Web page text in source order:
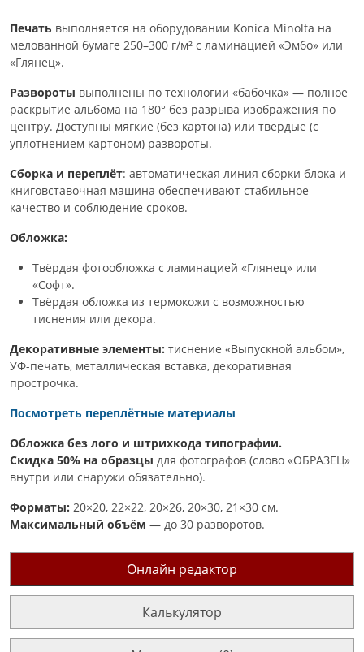
Печать выполняется на оборудовании Konica Minolta на
мелованной бумаге 250–300 г/м² с ламинацией «Эмбо» или
«Глянец».
Развороты выполнены по технологии «бабочка» — полное
раскрытие альбома на 180° без разрыва изображения по
центру. Доступны мягкие (без картона) или твёрдые (с
уплотнением картоном) развороты.
Сборка и переплёт: автоматическая линия сборки блока и
книговставочная машина обеспечивают стабильное
качество и соблюдение сроков.
Обложка:
Твёрдая фотообложка с ламинацией «Глянец» или
«Софт».
Твёрдая обложка из термокожи с возможностью
тиснения или декора.
Декоративные элементы: тиснение «Выпускной альбом»,
УФ-печать, металлическая вставка, декоративная
прострочка.
Посмотреть переплётные материалы
Обложка без лого и штрихкода типографии.
Скидка 50% на образцы для фотографов (слово «ОБРАЗЕЦ»
внутри или снаружи обязательно).
Форматы: 20×20, 22×22, 20×26, 20×30, 21×30 см.
Максимальный объём — до 30 разворотов.
Онлайн редактор
Калькулятор